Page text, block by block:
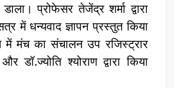
प्रोफेसर तेजेंद्र शर्मा द्वारा
में धन्यवाद ज्ञापन प्रस्तुत किया
में मंच का संचालन उप रजिस्ट्रार
डॉ.ज्योति श्योराण द्वारा किया